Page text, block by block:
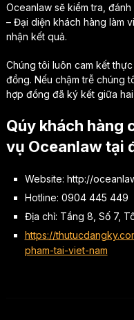
Oceanlaw sẽ kiểm tra,
– Đại diện khách hàng làm
nhận kết quả.
Chúng tôi luôn cam kết
đồng. Nếu chậm trễ chúng
hợp đồng đã ký kết giữa
Qúy khách hàng
vụ Oceanlaw tại
Website: http://
Hotline: 0904 445 449
Địa chỉ: Tầng 8, Số 7,
https://
pham-tai-viet-nam